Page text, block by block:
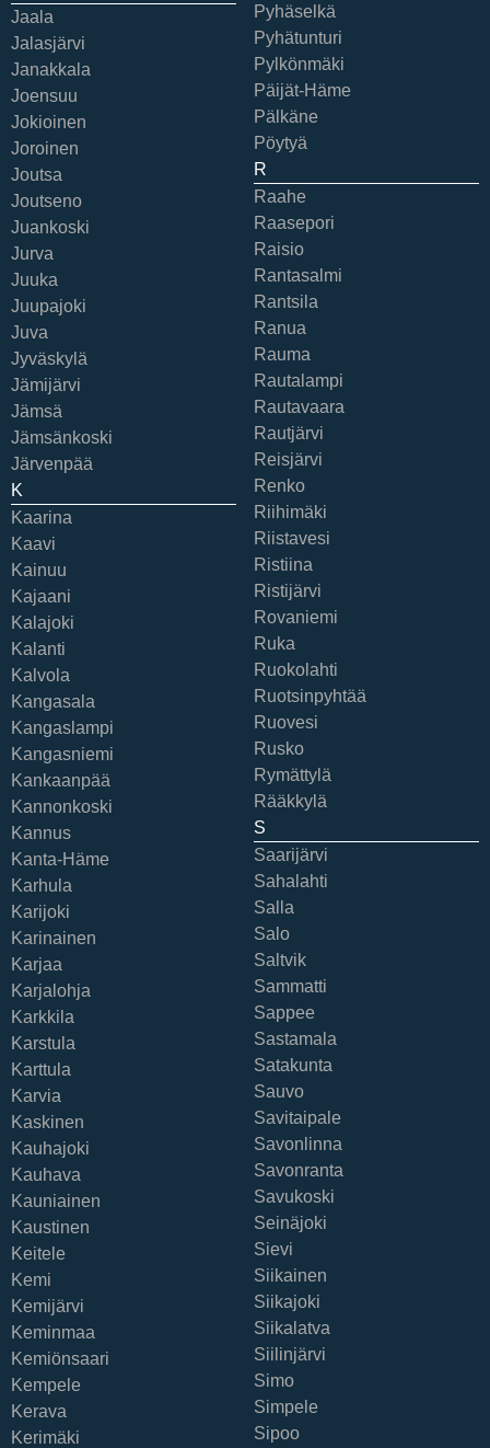
Jaala
Jalasjärvi
Janakkala
Joensuu
Jokioinen
Joroinen
Joutsa
Joutseno
Juankoski
Jurva
Juuka
Juupajoki
Juva
Jyväskylä
Jämijärvi
Jämsä
Jämsänkoski
Järvenpää
K
Kaarina
Kaavi
Kainuu
Kajaani
Kalajoki
Kalanti
Kalvola
Kangasala
Kangaslampi
Kangasniemi
Kankaanpää
Kannonkoski
Kannus
Kanta-Häme
Karhula
Karijoki
Karinainen
Karjaa
Karjalohja
Karkkila
Karstula
Karttula
Karvia
Kaskinen
Kauhajoki
Kauhava
Kauniainen
Kaustinen
Keitele
Kemi
Kemijärvi
Keminmaa
Kemiönsaari
Kempele
Kerava
Kerimäki
Pyhäselkä
Pyhätunturi
Pylkönmäki
Päijät-Häme
Pälkäne
Pöytyä
R
Raahe
Raasepori
Raisio
Rantasalmi
Rantsila
Ranua
Rauma
Rautalampi
Rautavaara
Rautjärvi
Reisjärvi
Renko
Riihimäki
Riistavesi
Ristiina
Ristijärvi
Rovaniemi
Ruka
Ruokolahti
Ruotsinpyhtää
Ruovesi
Rusko
Rymättylä
Rääkkylä
S
Saarijärvi
Sahalahti
Salla
Salo
Saltvik
Sammatti
Sappee
Sastamala
Satakunta
Sauvo
Savitaipale
Savonlinna
Savonranta
Savukoski
Seinäjoki
Sievi
Siikainen
Siikajoki
Siikalatva
Siilinjärvi
Simo
Simpele
Sipoo